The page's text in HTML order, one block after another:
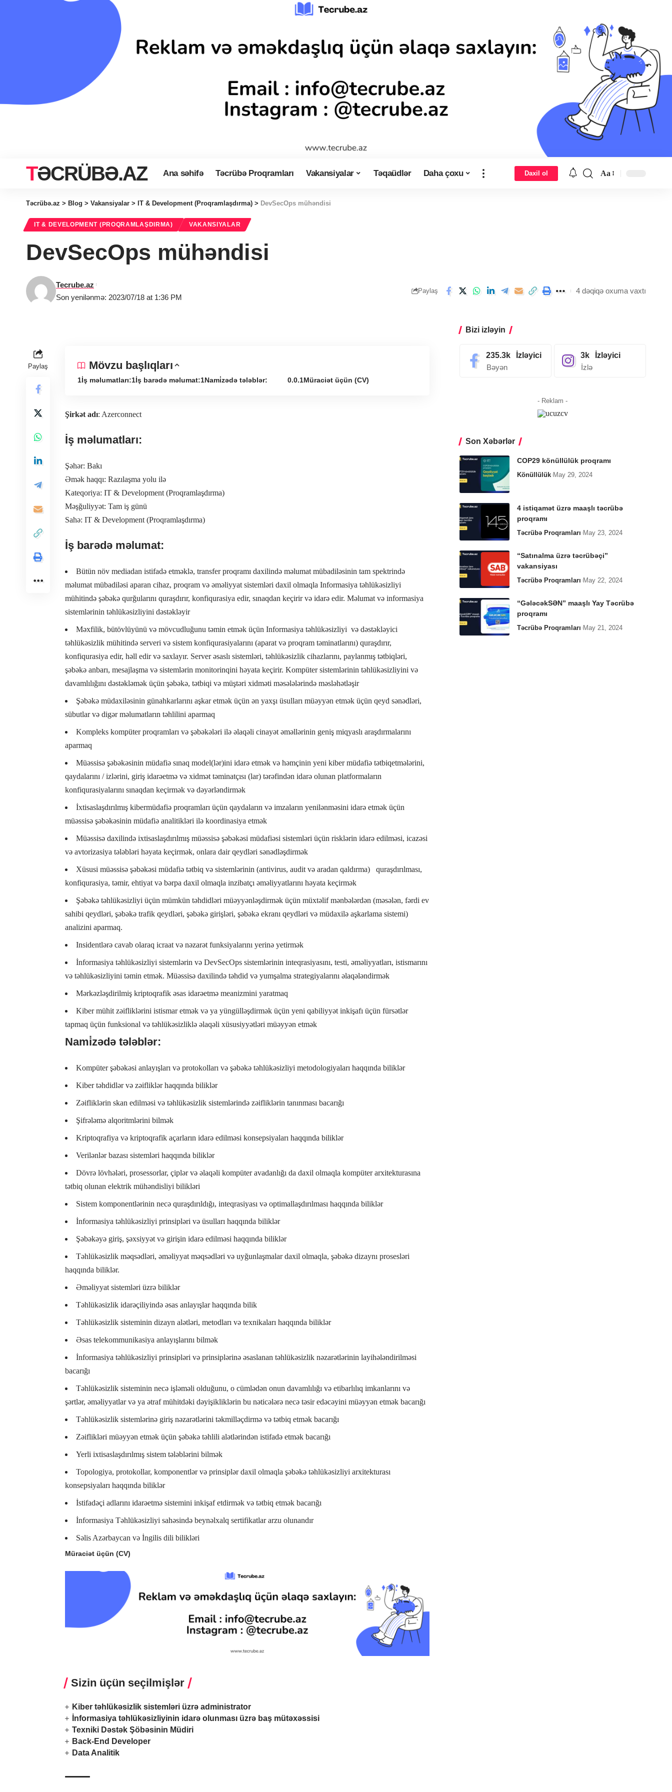
TƏCRÜBƏ.AZ Ana səhifə Təcrübə Proqramları Vakansiyalar Təqaüdlər Daha çoxu Daxil ol Aa
Təcrübə.az > Blog > Vakansiyalar > IT & Development (Proqramlaşdırma) > DevSecOps mühəndisi
IT & DEVELOPMENT (PROQRAMLAŞDIRMA) VAKANSIYALAR
DevSecOps mühəndisi
Son yenilənmə: 2023/07/18 at 1:36 PM
Tecrube.az
Paylaş 4 dəqiqə oxuma vaxtı
Paylaş Mövzu başlıqları
İş məlumatları: İş barədə məlumat: Nami̇zədə tələblər: Müraciət üçün (CV)
Şirkət adı: Azerconnect
İş məlumatları:
Şəhər: Bakı
Əmək haqqı: Razılaşma yolu ilə
Kateqoriya: IT & Development (Proqramlaşdırma)
Məşğuliyyət: Tam iş günü
Sahə: IT & Development (Proqramlaşdırma)
İş barədə məlumat:
Bütün növ mediadan istifadə etməklə, transfer proqramı daxilində məlumat mübadiləsinin tam spektrində
məlumat mübadiləsi aparan cihaz, proqram və əməliyyat sistemləri daxil olmaqla Informasiya təhlükəsizliyi
mühitində şəbəkə qurğularını quraşdırır, konfiqurasiya edir, sınaqdan keçirir və idarə edir. Məlumat və informasiya
sistemlərinin təhlükəsizliyini dəstəkləyir
Məxfilik, bütövlüyünü və mövcudluğunu təmin etmək üçün Informasiya təhlükəsizliyi və dəstəkləyici
təhlükəsizlik mühitində serveri və sistem konfiqurasiyalarını (aparat və proqram təminatlarını) quraşdırır,
konfiqurasiya edir, həll edir və saxlayır. Server əsaslı sistemləri, təhlükəsizlik cihazlarını, paylanmış tətbiqləri,
şəbəkə anbarı, mesajlaşma və sistemlərin monitorinqini həyata keçirir. Kompüter sistemlərinin təhlükəsizliyini və
davamlılığını dəstəkləmək üçün şəbəkə, tətbiqi və müştəri xidməti məsələlərində məsləhətləşir
Şəbəkə müdaxiləsinin günahkarlarını aşkar etmək üçün ən yaxşı üsulları müəyyən etmək üçün qeyd sənədləri,
sübutlar və digər məlumatların təhlilini aparmaq
Kompleks kompüter proqramları və şəbəkələri ilə əlaqəli cinayət əməllərinin geniş miqyaslı araşdırmalarını
aparmaq
Müəssisə şəbəkəsinin müdafiə sınaq model(lər)ini idarə etmək və həmçinin yeni kiber müdafiə tətbiqetmələrini,
qaydalarını / izlərini, giriş idarəetmə və xidmət təminatçısı (lar) tərəfindən idarə olunan platformaların
konfiqurasiyalarını sınaqdan keçirmək və dəyərləndirmək
İxtisaslaşdırılmış kibermüdafiə proqramları üçün qaydaların və imzaların yenilənməsini idarə etmək üçün
müəssisə şəbəkəsinin müdafiə analitikləri ilə koordinasiya etmək
Müəssisə daxilində ixtisaslaşdırılmış müəssisə şəbəkəsi müdafiəsi sistemləri üçün risklərin idarə edilməsi, icazəsi
və avtorizasiya tələbləri həyata keçirmək, onlara dair qeydləri sənədləşdirmək
Xüsusi müəssisə şəbəkəsi müdafiə tətbiq və sistemlərinin (antivirus, audit və aradan qaldırma) quraşdırılması,
konfiqurasiya, təmir, ehtiyat və bərpa daxil olmaqla inzibatçı əməliyyatlarını həyata keçirmək
Şəbəkə təhlükəsizliyi üçün mümkün təhdidləri müəyyənləşdirmək üçün müxtəlif mənbələrdən (məsələn, fərdi ev
sahibi qeydləri, şəbəkə trafik qeydləri, şəbəkə girişləri, şəbəkə ekranı qeydləri və müdaxilə aşkarlama sistemi)
analizini aparmaq.
Insidentlərə cavab olaraq icraat və nəzarət funksiyalarını yerinə yetirmək
İnformasiya təhlükəsizliyi sistemlərin və DevSecOps sistemlərinin inteqrasiyasını, testi, əməliyyatları, istismarını
və təhlükəsizliyini təmin etmək. Müəssisə daxilində təhdid və yumşalma strategiyalarını əlaqələndirmək
Mərkəzləşdirilmiş kriptoqrafik əsas idarəetmə meanizmini yaratmaq
Kiber mühit zəifliklərini istismar etmək və ya yüngülləşdirmək üçün yeni qabiliyyət inkişafı üçün fürsətlər
tapmaq üçün funksional və təhlükəsizliklə əlaqəli xüsusiyyətləri müəyyən etmək
Nami̇zədə tələblər:
Kompüter şəbəkəsi anlayışları və protokolları və şəbəkə təhlükəsizliyi metodologiyaları haqqında biliklər
Kiber təhdidlər və zəifliklər haqqında biliklər
Zəifliklərin skan edilməsi və təhlükəsizlik sistemlərində zəifliklərin tanınması bacarığı
Şifrələmə alqoritmlərini bilmək
Kriptoqrafiya və kriptoqrafik açarların idarə edilməsi konsepsiyaları haqqında biliklər
Verilənlər bazası sistemləri haqqında biliklər
Dövrə lövhələri, prosessorlar, çiplər və əlaqəli kompüter avadanlığı da daxil olmaqla kompüter arxitekturasına
tətbiq olunan elektrik mühəndisliyi bilikləri
Sistem komponentlərinin necə quraşdırıldığı, inteqrasiyası və optimallaşdırılması haqqında biliklər
İnformasiya təhlükəsizliyi prinsipləri və üsulları haqqında biliklər
Şəbəkəyə giriş, şəxsiyyət və girişin idarə edilməsi haqqında biliklər
Təhlükəsizlik məqsədləri, əməliyyat məqsədləri və uyğunlaşmalar daxil olmaqla, şəbəkə dizaynı prosesləri
haqqında biliklər.
Əməliyyat sistemləri üzrə biliklər
Təhlükəsizlik idarəçiliyində əsas anlayışlar haqqında bilik
Təhlükəsizlik sisteminin dizayn alətləri, metodları və texnikaları haqqında biliklər
Əsas telekommunikasiya anlayışlarını bilmək
İnformasiya təhlükəsizliyi prinsipləri və prinsiplərinə əsaslanan təhlükəsizlik nəzarətlərinin layihələndirilməsi
bacarığı
Təhlükəsizlik sisteminin necə işləməli olduğunu, o cümlədən onun davamlılığı və etibarlılıq imkanlarını və
şərtlər, əməliyyatlar və ya ətraf mühitdəki dəyişikliklərin bu nəticələrə necə təsir edəcəyini müəyyən etmək bacarığı
Təhlükəsizlik sistemlərinə giriş nəzarətlərini təkmilləçdirmə və tətbiq etmək bacarığı
Zəiflikləri müəyyən etmək üçün şəbəkə təhlili alətlərindən istifadə etmək bacarığı
Yerli ixtisaslaşdırılmış sistem tələblərini bilmək
Topologiya, protokollar, komponentlər və prinsiplər daxil olmaqla şəbəkə təhlükəsizliyi arxitekturası
konsepsiyaları haqqında biliklər
İstifadəçi adlarını idarəetmə sistemini inkişaf etdirmək və tətbiq etmək bacarığı
İnformasiya Təhlükəsizliyi sahəsində beynəlxalq sertifikatlar arzu olunandır
Səlis Azərbaycan və İngilis dili bilikləri
Müraciət üçün (CV)
Sizin üçün seçilmişlər
Kiber təhlükəsizlik sistemləri üzrə administrator
İnformasiya təhlükəsizliyinin idarə olunması üzrə baş mütəxəssisi
Texniki Dəstək Şöbəsinin Müdiri
Back-End Developer
Data Analitik
Bizi izləyin
235.3k İzləyici
Bəyən
3k İzləyici
İzlə
- Reklam -
Son Xəbərlər
COP29 könüllülük proqramı
Könüllülük May 29, 2024
4 istiqamət üzrə maaşlı təcrübə
proqramı
Təcrübə Proqramları May 23, 2024
“Satınalma üzrə təcrübəçi”
vakansiyası
Təcrübə Proqramları May 22, 2024
“GələcəkSƏN” maaşlı Yay Təcrübə
proqramı
Təcrübə Proqramları May 21, 2024